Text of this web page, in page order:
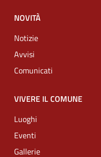
NOVITÀ
Notizie
Avvisi
Comunicati
VIVERE IL COMUNE
Luoghi
Eventi
Gallerie